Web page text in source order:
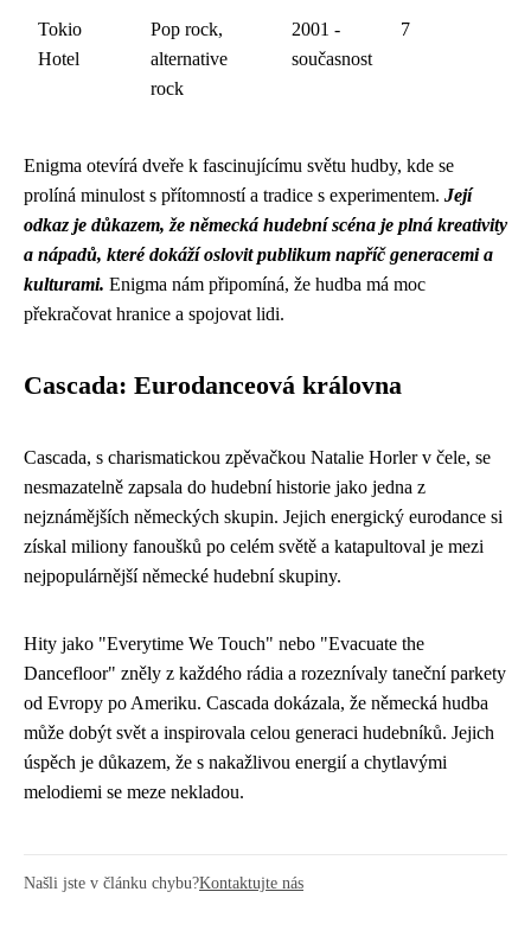
Tokio
Hotel
Pop rock,
alternative
rock
2001 -
současnost
7
Enigma otevírá dveře k fascinujícímu světu hudby, kde se
prolíná minulost s přítomností a tradice s experimentem. Její
odkaz je důkazem, že německá hudební scéna je plná kreativity
a nápadů, které dokáží oslovit publikum napříč generacemi a
kulturami. Enigma nám připomíná, že hudba má moc
překračovat hranice a spojovat lidi.
Cascada: Eurodanceová královna
Cascada, s charismatickou zpěvačkou Natalie Horler v čele, se
nesmazatelně zapsala do hudební historie jako jedna z
nejznámějších německých skupin. Jejich energický eurodance si
získal miliony fanoušků po celém světě a katapultoval je mezi
nejpopulárnější německé hudební skupiny.
Hity jako "Everytime We Touch" nebo "Evacuate the
Dancefloor" zněly z každého rádia a rozeznívaly taneční parkety
od Evropy po Ameriku. Cascada dokázala, že německá hudba
může dobýt svět a inspirovala celou generaci hudebníků. Jejich
úspěch je důkazem, že s nakažlivou energií a chytlavými
melodiemi se meze nekladou.
Našli jste v článku chybu?Kontaktujte nás